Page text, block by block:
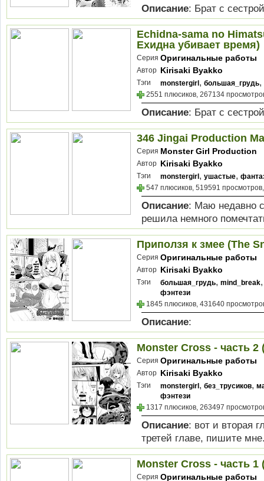
Описание: Брат с
Echidna-sama no
Ехидна убивает время)
Серия Оригинальные работы
Автор Kirisaki Byakko
Тэги monstergirl , большая_грудь,
2551 плюсиков, 267134
Описание: Брат с
346 Jingai Production
Серия Monster Girl Production
Автор Kirisaki Byakko
Тэги monstergirl , ушастые,
547 плюсиков, 519591
Описание: Маю недавно
решила немного
Приползя к змее (The
Серия Оригинальные работы
Автор Kirisaki Byakko
Тэги большая_грудь, mind_break
фэнтези
1845 плюсиков, 431640
Описание:
Monster Cross - часть 2
Серия Оригинальные работы
Автор Kirisaki Byakko
Тэги monstergirl , без_трусиков,
фэнтези
1317 плюсиков, 263497
Описание: вот и вторая
третей главе, пишите
Monster Cross - часть 1
Серия Оригинальные работы